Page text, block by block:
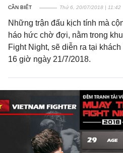
CẦN BIẾT Thứ 6, 20/07/2018 | 11:42
Những trận đấu kịch tính mà
háo hức chờ đợi, nằm trong
Fight Night, sẽ diễn ra tại
16 giờ ngày 21/7/2018.